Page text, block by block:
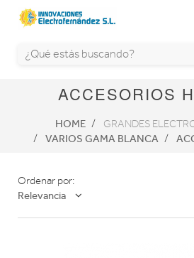
ACCESORIOS
HOME GRANDES
VARIOS GAMA BLANCA
Ordenar por:
Relevancia